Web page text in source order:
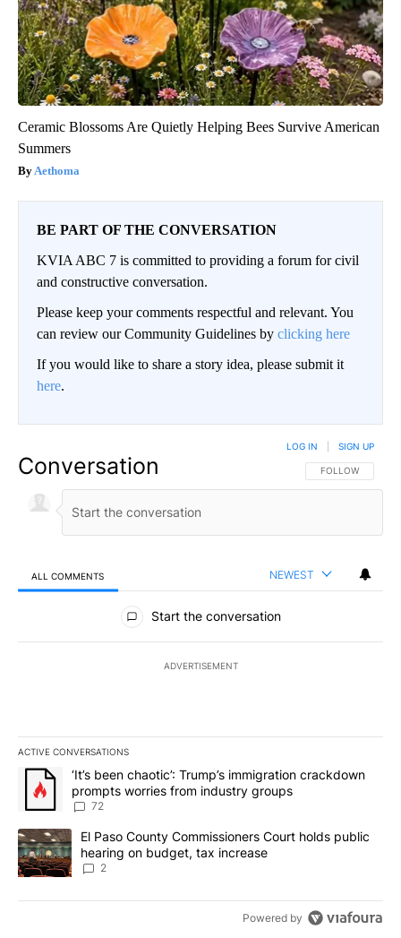
Ceramic Blossoms Are Quietly Helping Bees Survive American
Summers
Aethoma
BE PART OF THE CONVERSATION
KVIA ABC 7 is committed to providing a forum for civil
and constructive conversation.
Please keep your comments respectful and relevant. You
can review our Community Guidelines by clicking here
If you would like to share a story idea, please submit it
here.
Conversation FOLLOW THIS
FOLLOW
LOG IN SIGN UP
ALL COMMENTS NEWEST
All Comments
Start the conversation
ADVERTISEMENT
ACTIVE CONVERSATIONS
The following is a list of the most commented articles in the last
A trending article titled "‘It’s been chaotic’: Trump’s
‘It’s been chaotic’: Trump’s immigration crackdown
prompts worries from industry groups
72
A trending article titled "El Paso County Commissioners Court
El Paso County Commissioners Court holds public
hearing on budget, tax increase
2
Powered by